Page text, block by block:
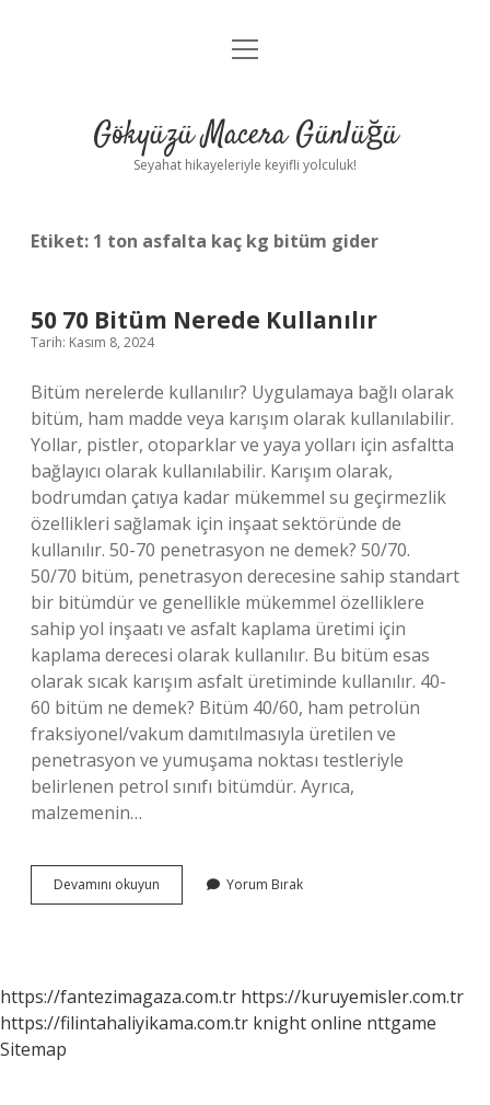
Anasayfa
Yasal Uyarı
menüyü
Gökyüzü Macera Günlüğü
Seyahat hikayeleriyle keyifli yolculuk!
Etiket: 1 ton asfalta kaç kg bitüm gider
50 70 Bitüm Nerede Kullanılır
Tarih: Kasım 8, 2024
Bitüm nerelerde kullanılır? Uygulamaya bağlı olarak
bitüm, ham madde veya karışım olarak kullanılabilir.
Yollar, pistler, otoparklar ve yaya yolları için asfaltta
bağlayıcı olarak kullanılabilir. Karışım olarak,
bodrumdan çatıya kadar mükemmel su geçirmezlik
özellikleri sağlamak için inşaat sektöründe de
kullanılır. 50-70 penetrasyon ne demek? 50/70.
50/70 bitüm, penetrasyon derecesine sahip standart
bir bitümdür ve genellikle mükemmel özelliklere
sahip yol inşaatı ve asfalt kaplama üretimi için
kaplama derecesi olarak kullanılır. Bu bitüm esas
olarak sıcak karışım asfalt üretiminde kullanılır. 40-
60 bitüm ne demek? Bitüm 40/60, ham petrolün
fraksiyonel/vakum damıtılmasıyla üretilen ve
penetrasyon ve yumuşama noktası testleriyle
belirlenen petrol sınıfı bitümdür. Ayrıca,
malzemenin…
Devamını okuyun
70
Yorum Bırak
https://fantezimagaza.com.tr https://kuruyemisler.com.tr
https://filintahaliyikama.com.tr knight online nttgame
Sitemap